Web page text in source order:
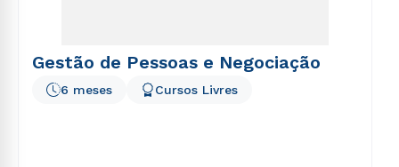
Gestão de Pessoas e Negociação
6 meses Cursos Livres